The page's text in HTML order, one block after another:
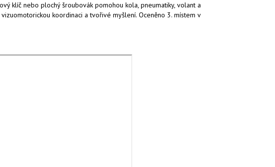
klíč nebo plochý šroubovák pomohou kola, pneumatiky, volant a
koordinaci a tvořivé myšlení. Oceněno 3. místem v